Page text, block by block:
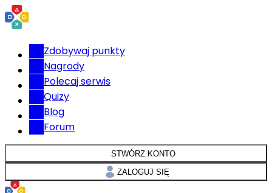
Zdobywaj punkty
Nagrody
Polecaj serwis
Quizy
Blog
Forum
STWÓRZ KONTO
ZALOGUJ SIĘ